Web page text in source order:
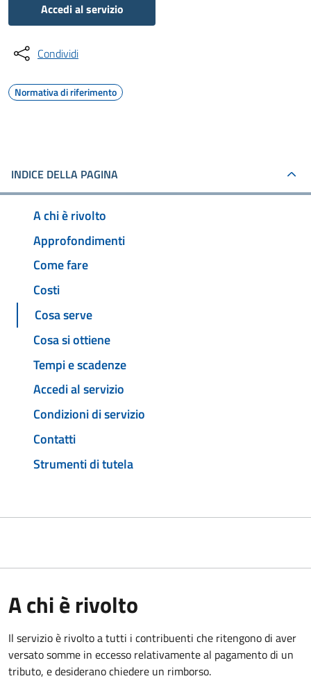
Accedi al servizio
Condividi
Normativa di riferimento
INDICE DELLA PAGINA
A chi è rivolto
Approfondimenti
Come fare
Costi
Cosa serve
Cosa si ottiene
Tempi e scadenze
Accedi al servizio
Condizioni di servizio
Contatti
Strumenti di tutela
A chi è rivolto
Il servizio è rivolto a tutti i contribuenti che ritengono di aver
versato somme in eccesso relativamente al pagamento di un
tributo, e desiderano chiedere un rimborso.